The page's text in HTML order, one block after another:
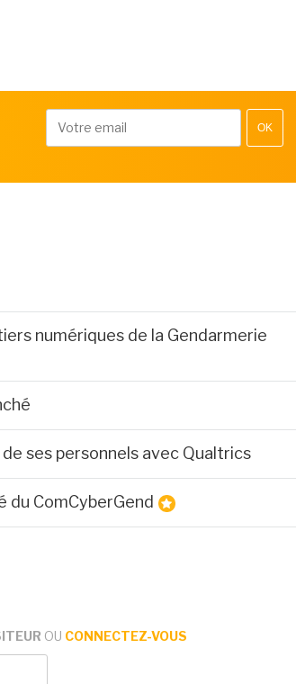
OK
numériques de la Gendarmerie
ses personnels avec Qualtrics
du ComCyberGend
OU CONNECTEZ-VOUS